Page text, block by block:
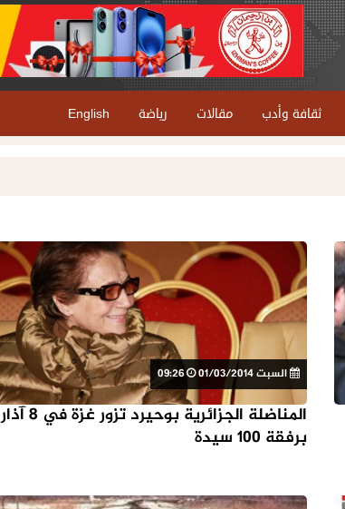
ثقافة وأدب مقالات رياضة English
السبت 01/03/2014 09:26
المناضلة الجزائرية بوحيرد تزور غزة في 8 آذار
برفقة 100 سيدة